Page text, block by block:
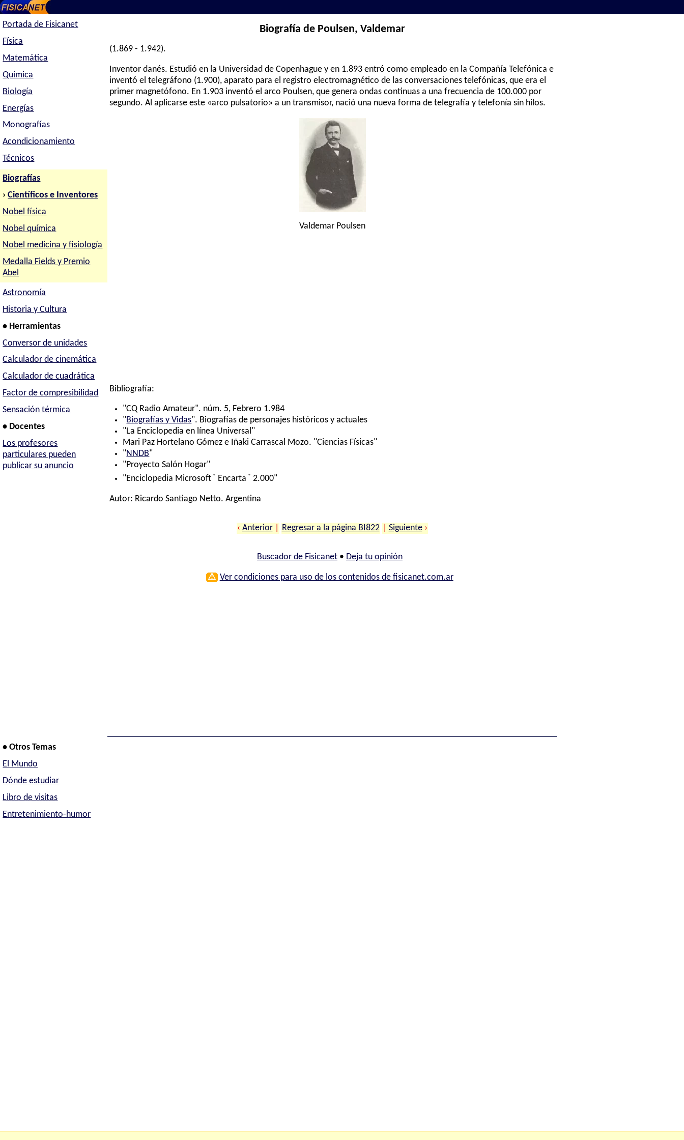
Portada de Fisicanet
Física
Matemática
Química
Biología
Energías
Monografías
Acondicionamiento
Técnicos
Biografías
›Científicos e Inventores
Nobel física
Nobel química
Nobel medicina y fisiología
Medalla Fields y Premio
Abel
Astronomía
Historia y Cultura
• Herramientas
Conversor de unidades
Calculador de cinemática
Calculador de cuadrática
Factor de compresibilidad
Sensación térmica
• Docentes
Los profesores
particulares pueden
publicar su anuncio
Biografía de Poulsen, Valdemar
(1.869 - 1.942).
Inventor danés. Estudió en la Universidad de Copenhague y en 1.893 entró como empleado en la Compañía Telefónica e
inventó el telegráfono (1.900), aparato para el registro electromagnético de las conversaciones telefónicas, que era el
primer magnetófono. En 1.903 inventó el arco Poulsen, que genera ondas continuas a una frecuencia de 100.000 por
segundo. Al aplicarse este «arco pulsatorio» a un transmisor, nació una nueva forma de telegrafía y telefonía sin hilos.
Valdemar Poulsen
Bibliografía:
"CQ Radio Amateur". núm. 5, Febrero 1.984
"Biografías y Vidas". Biografías de personajes históricos y actuales
"La Enciclopedia en línea Universal"
Mari Paz Hortelano Gómez e Iñaki Carrascal Mozo. "Ciencias Físicas"
"NNDB"
"Proyecto Salón Hogar"
"Enciclopedia Microsoft ® Encarta ® 2.000"
Autor: Ricardo Santiago Netto. Argentina
‹ Anterior Regresar a la página BI822 Siguiente ›
Buscador de Fisicanet• Deja tu opinión
⚠ Ver condiciones para uso de los contenidos de fisicanet.com.ar
• Otros Temas
El Mundo
Dónde estudiar
Libro de visitas
Entretenimiento-humor